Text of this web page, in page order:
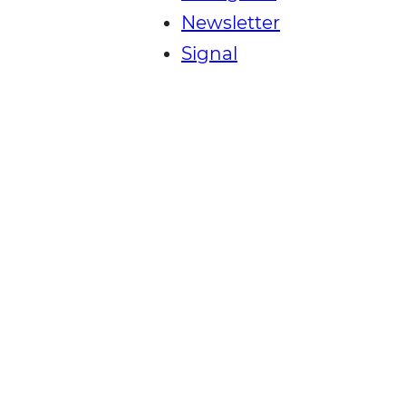
Newsletter
Signal